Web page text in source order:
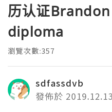
历认证
diploma
瀏覽次數:357
sdfassdvb
發佈於 2019.12.13